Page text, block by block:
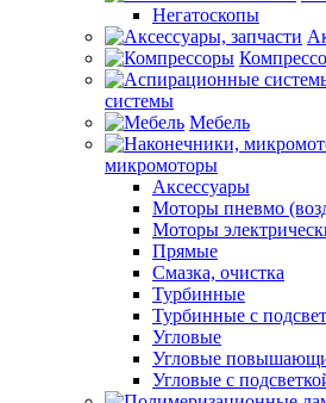
Негатоскопы
системы
Мебель
микромоторы
Аксессуары
Моторы пневмо
Моторы
Прямые
Смазка, очистка
Турбинные
Турбинные с
Угловые
Угловые
Угловые с